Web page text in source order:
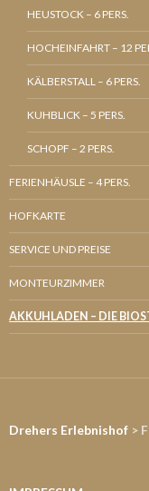
HEUSTOCK – 6 PERS.
HOCHEINFAHRT – 12
KÄLBERSTALL – 6 PERS.
KUHBLICK – 5 PERS.
SCHOPF – 2 PERS.
FERIENHÄUSLE – 4 PERS.
HOFKARTE
SERVICE UND PREISE
MONTEURZIMMER
AKKUHLADEN – DIE
Drehers Erlebnishof >